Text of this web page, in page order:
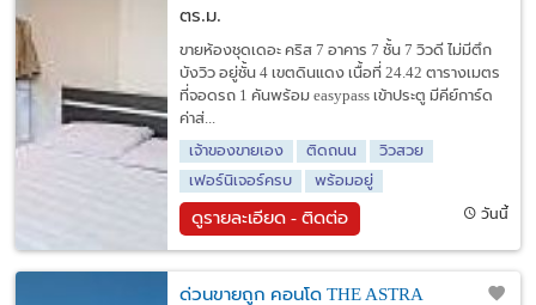
ตร.ม.
ขายห้องชุดเดอะ คริส 7 อาคาร 7 ชั้น 7 วิวดี ไม่มีตึก
บังวิว อยู่ชั้น 4 เขตดินแดง เนื้อที่ 24.42 ตารางเมตร
ที่จอดรถ 1 คันพร้อม easypass เข้าประตู มีคีย์การ์ด
ค่าส่...
เจ้าของขายเอง
ติดถนน
วิวสวย
เฟอร์นิเจอร์ครบ
พร้อมอยู่
ดูรายละเอียด - ติดต่อ วันนี้
ด่วนขายถูก คอนโด THE ASTRA